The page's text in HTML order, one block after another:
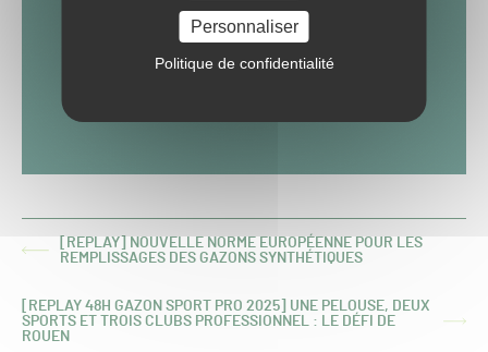
Personnaliser
Politique de confidentialité
ARTICLE
[REPLAY] NOUVELLE NORME EUROPÉENNE POUR LES
REMPLISSAGES DES GAZONS SYNTHÉTIQUES
ARTICLE
SUIVANT :
[REPLAY 48H GAZON SPORT PRO 2025] UNE PELOUSE, DEUX
SPORTS ET TROIS CLUBS PROFESSIONNEL : LE DÉFI DE
ROUEN